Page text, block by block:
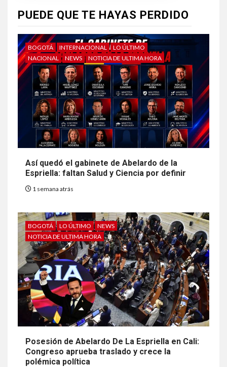
PUEDE QUE TE HAYAS PERDIDO
BOGOTÁ INTERNACIONAL
LO ÚLTIMO
NACIONAL
NEWS NOTICIA DE ULTIMA HORA
Así quedó el gabinete de Abelardo de la
Espriella: faltan Salud y Ciencia por definir
1 semana atrás
BOGOTÁ LO ÚLTIMO
NEWS
NOTICIA DE ULTIMA HORA
Posesión de Abelardo De La Espriella en Cali:
Congreso aprueba traslado y crece la
polémica política